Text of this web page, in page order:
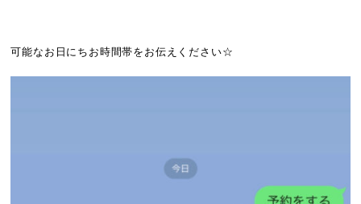
可能なお日にちお時間帯をお伝えください☆